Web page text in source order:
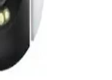
Fi kamera, gece görüş, çift
iç mekan
Kamerası: Akıllı ve